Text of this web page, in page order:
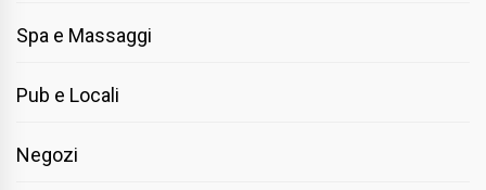
Spa e Massaggi
Pub e Locali
Negozi